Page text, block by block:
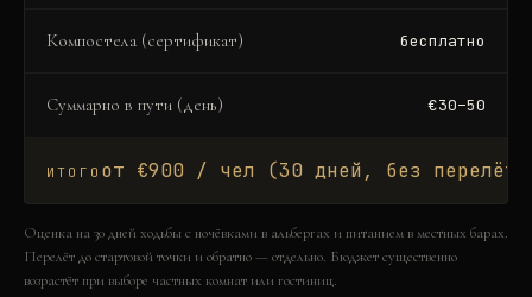
Компостела (сертификат) бесплатно
Суммарно в пути (день) €30–50
ИТОГО от €900 / чел (30 дней, без
Оценка на 30 дней ходьбы с ночёвками в альбергах и питанием в местных барах.
Перелёт до стартовой точки и обратно — отдельно. Бюджет существенно
возрастёт при выборе частных комнат или гостиниц.